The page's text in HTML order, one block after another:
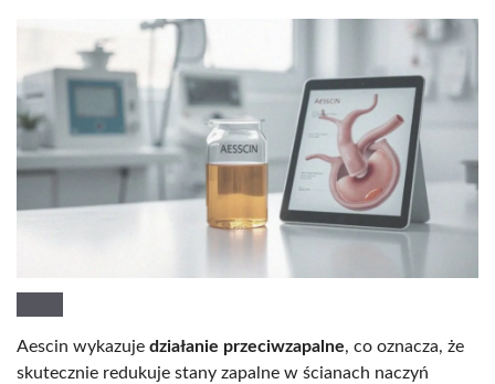
Aescin wykazuje działanie przeciwzapalne, co oznacza, że
skutecznie redukuje stany zapalne w ścianach naczyń